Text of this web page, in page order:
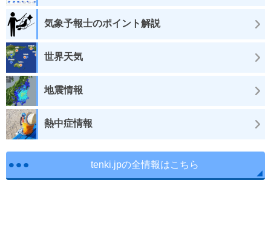
気象予報士のポイント解説
世界天気
地震情報
熱中症情報
tenki.jpの全情報はこちら